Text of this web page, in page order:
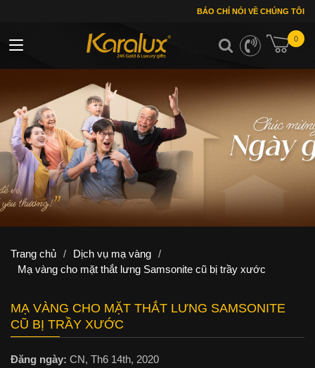
BÁO CHÍ NÓI VỀ CHÚNG TÔI
0
Toggle navigation
Trang chủ / Dịch vụ mạ vàng /
Mạ vàng cho mặt thắt lưng Samsonite cũ bị trầy xước
MẠ VÀNG CHO MẶT THẮT LƯNG SAMSONITE
CŨ BỊ TRẦY XƯỚC
Đăng ngày: CN, Th6 14th, 2020